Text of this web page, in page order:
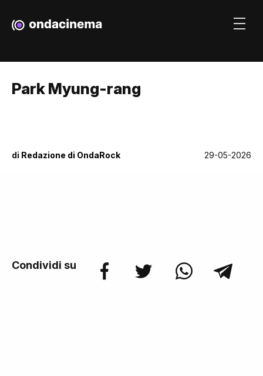
Park Myung-rang
di Redazione di OndaRock 29-05-2026
Condividi su